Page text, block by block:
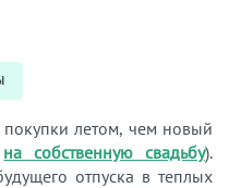
летом, чем новый
на собственную свадьбу).
отпуска в теплых